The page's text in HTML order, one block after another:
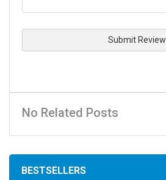
Submit Review
No Related Posts
BESTSELLERS